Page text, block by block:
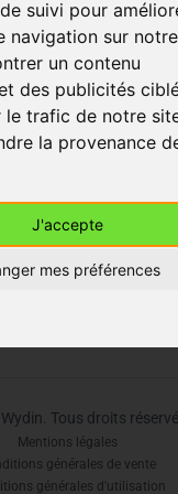
suivi pour
navigation sur
un contenu
des publicités
le trafic de notre
la provenance
J'accepte
mes préférences
un compte gratuit
75015 Paris,
À Propos
Wydin. Tous droits
Mentions légales
générales de vente
générales d'utilisation